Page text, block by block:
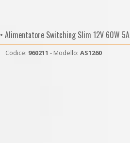
• Alimentatore Switching Slim 12V 60W 5A
Codice: 960211 - Modello: AS1260